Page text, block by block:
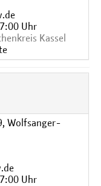
Uhr
Kassel
Wolfsanger-
Uhr